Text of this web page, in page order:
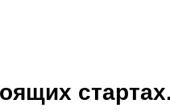
стартах.